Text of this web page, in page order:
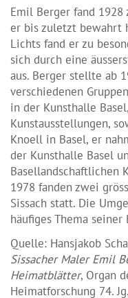
Emil Berger fand 1928
er bis zuletzt bewahrt
Lichts fand er zu
sich durch eine
aus. Berger stellte ab
verschiedenen
in der Kunsthalle
Kunstausstellungen,
Knoell in Basel, er
der Kunsthalle Basel
Basellandschaftlichen
1978 fanden zwei
Sissach statt. Die
häufiges Thema seiner
Quelle: Hansjakob
Sissacher Maler Emil
Heimatblätter, Organ
Heimatforschung 74.